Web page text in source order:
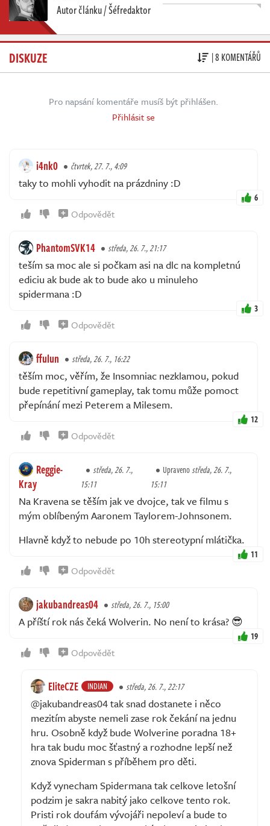
Autor článku / Šéfredaktor
DISKUZE | 8 KOMENTÁŘŮ
Pro napsání komentáře musíš být přihlášen.
Přihlásit se
i4nk0 čtvrtek, 27. 7., 4:09
taky to mohli vyhodit na prázdniny :D
6
Odpovědět
PhantomSVK14 středa, 26. 7., 21:17
teším sa moc ale si počkam asi na dlc na kompletnú
ediciu ak bude ak to bude ako u minuleho
spidermana :D
3
Odpovědět
ffulun středa, 26. 7., 16:22
těším moc, věřím, že Insomniac nezklamou, pokud
bude repetitivní gameplay, tak tomu může pomoct
přepínání mezi Peterem a Milesem.
12
Odpovědět
Reggie-
Kray
středa, 26. 7.,
15:11
Upravenostředa, 26. 7.,
15:11
Na Kravena se těším jak ve dvojce, tak ve filmu s
mým oblíbeným Aaronem Taylorem-Johnsonem.
Hlavně když to nebude po 10h stereotypní mlátička.
11
Odpovědět
jakubandreas04 středa, 26. 7., 15:00
A příští rok nás čeká Wolverin. No není to krása? 😎
19
Odpovědět
EliteCZE INDIAN středa, 26. 7., 22:17
@jakubandreas04 tak snad dostanete i něco
mezitím abyste nemeli zase rok čekání na jednu
hru. Osobně když bude Wolverine poradna 18+
hra tak budu moc šťastný a rozhodne lepší než
znova Spiderman s příběhem pro děti.
Když vynecham Spidermana tak celkove letošní
podzim je sakra nabitý jako celkove tento rok.
Pristi rok doufám vývojáři nepoleví a bude to